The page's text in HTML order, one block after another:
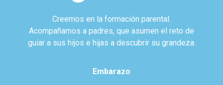
Creemos en la formación parental.
Acompañamos a padres, que asumen el reto de
guiar a sus hijos e hijas a descubrir su grandeza.
Embarazo